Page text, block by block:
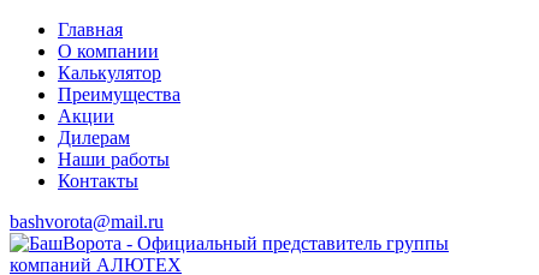
Главная
О компании
Калькулятор
Преимущества
Акции
Дилерам
Наши работы
Контакты
bashvorota@mail.ru